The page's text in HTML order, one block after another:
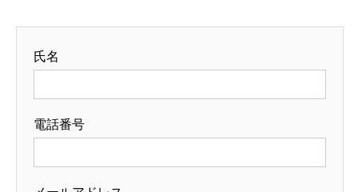
氏名
電話番号